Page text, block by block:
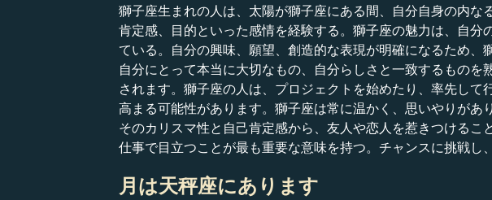
獅子座生まれの人は、太陽が獅子座にある間、自分自身の内
肯定感、目的といった感情を経験する。獅子座の魅力は、自
ている。自分の興味、願望、創造的な表現が明確になるため、
自分にとって本当に大切なもの、自分らしさと一致するもの
されます。獅子座の人は、プロジェクトを始めたり、率先し
高まる可能性があります。獅子座は常に温かく、思いやりがあ
そのカリスマ性と自己肯定感から、友人や恋人を惹きつける
仕事で目立つことが最も重要な意味を持つ。チャンスに挑戦し
月は天秤座にあります